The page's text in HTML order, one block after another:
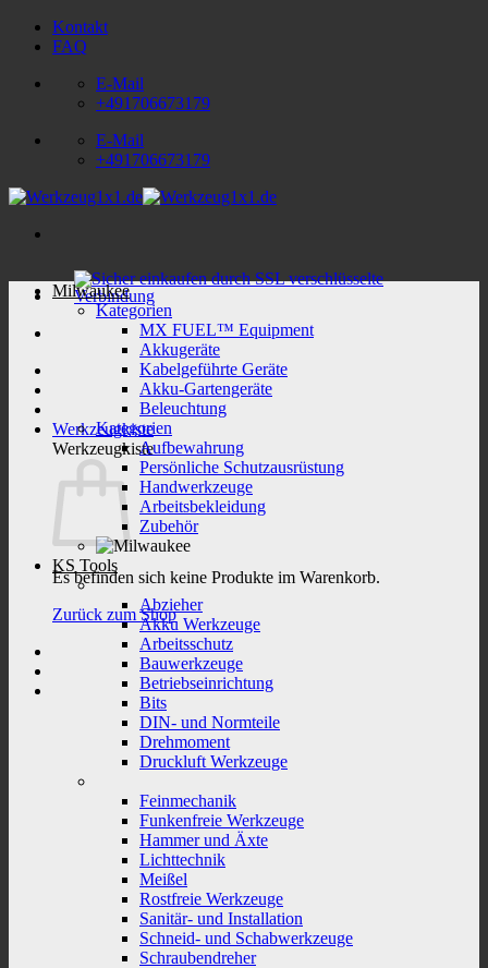
Zum
Inhalt
Kontakt
FAQ
E-Mail
+491706673179
E-Mail
+491706673179
Werkzeugkiste
Werkzeugkiste
Es befinden sich keine Produkte im Warenkorb.
Zurück zum Shop
Milwaukee
Kategorien
MX FUEL™ Equipment
Akkugeräte
Kabelgeführte Geräte
Akku-Gartengeräte
Beleuchtung
Kategorien
Aufbewahrung
Persönliche Schutzausrüstung
Handwerkzeuge
Arbeitsbekleidung
Zubehör
KS Tools
Abzieher
Akku Werkzeuge
Arbeitsschutz
Bauwerkzeuge
Betriebseinrichtung
Bits
DIN- und Normteile
Drehmoment
Druckluft Werkzeuge
Feinmechanik
Funkenfreie Werkzeuge
Hammer und Äxte
Lichttechnik
Meißel
Rostfreie Werkzeuge
Sanitär- und Installation
Schneid- und Schabwerkzeuge
Schraubendreher